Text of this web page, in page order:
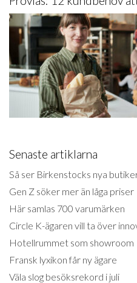
Senaste artiklarna
Så ser Birkenstocks nya
Gen Z söker mer än låga priser
Här samlas 700 varumärken
Circle K-ägaren vill ta över
Hotellrummet som showroom
Fransk lyxikon får ny ägare
Väla slog besöksrekord i juli